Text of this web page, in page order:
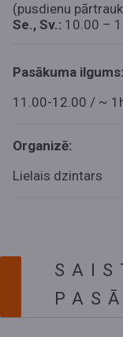
(pusdienu
Se., Sv.: 10.00 –
Pasākuma ilgums:
11.00-12.00 / ~
Organizē:
Lielais dzintars